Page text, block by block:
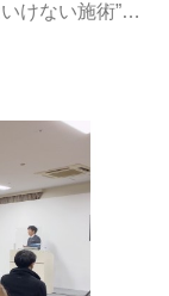
けない施術”」
い...